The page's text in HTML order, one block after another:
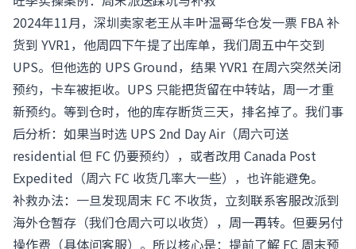
2024年11月，深圳卖家老王从丰叶温哥华仓发一票 FBA 补
货到 YVR1，他周四下午提了出库单，我们周五中午交到
UPS。但他选的 UPS Ground，结果 YVR1 在周六突然关闭
预约，卡车被拒收。UPS 只能把货留在中转站，周一才重
新预约。等到仓时，他的库存断货三天，排名掉了。我们事
后分析：如果当时选 UPS 2nd Day Air（周六可送
residential 但 FC 仍要预约），或者改用 Canada Post
Expedited（周六 FC 收货几率大一些），也许能避免。
补救办法：一旦发现周末 FC 不收货，立刻联系客服改派到
海外仓暂存（我们仓周六可以收货），周一再转。但要另付
操作费（具体问客服）。所以核心是：提前了解 FC 周末预